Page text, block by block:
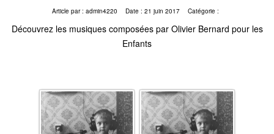
Article par : admin4220 Date : 21 juin 2017 Catégorie :
Découvrez les musiques composées par Olivier Bernard pour les
Enfants